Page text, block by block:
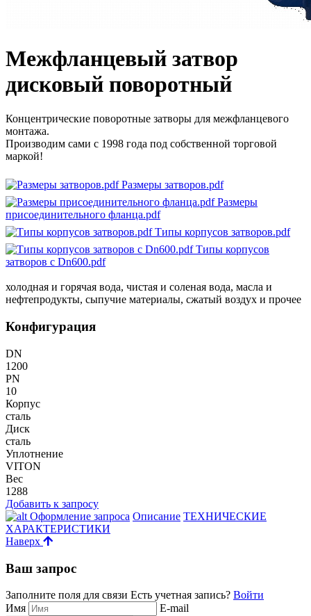
Межфланцевый затвор
дисковый поворотный
Концентрические поворотные затворы для межфланцевого
монтажа.
Производим сами с 1998 года под собственной торговой
маркой!
Размеры затворов.pdf
Размеры
присоединительного фланца.pdf
Типы корпусов затворов.pdf
Типы корпусов
затворов с Dn600.pdf
холодная и горячая вода, чистая и соленая вода, масла и
нефтепродукты, сыпучие материалы, сжатый воздух и прочее
Конфигурация
DN
1200
PN
10
Корпус
сталь
Диск
сталь
Уплотнение
VITON
Вес
1288
Добавить к запросу
Оформление запроса Описание ТЕХНИЧЕСКИЕ
ХАРАКТЕРИСТИКИ
Наверх
Ваш запрос
Заполните поля для связи Есть учетная запись? Войти
Имя
E-mail